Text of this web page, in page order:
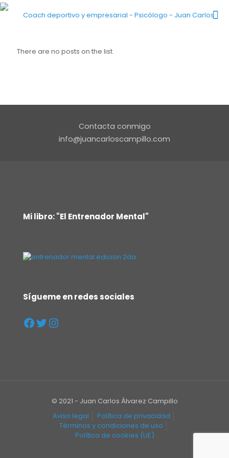
There are no posts on the list.
Contacta conmigo
info@juancarloscampillo.com
Mi libro: "El Entrenador Mental"
Sígueme en redes sociales
© 2021 - Juan Carlos Álvarez Campillo
Aviso legal
Política de privacidad
Términos y condiciones de uso
Política de cookies (UE)